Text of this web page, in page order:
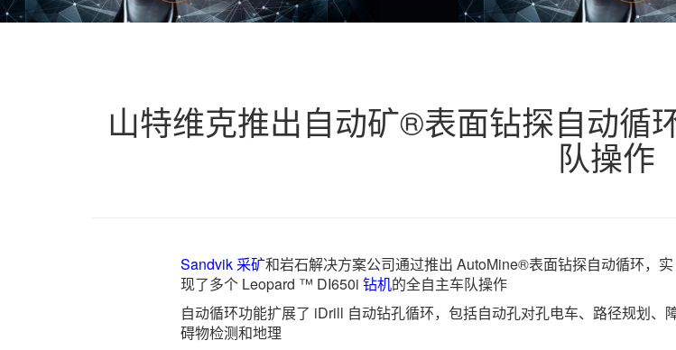
山特维克推出自动矿®表面钻探自动循
队操作
Sandvik 采矿和岩石解决方案公司通过推出 AutoMine®表面钻探自动循环，实
现了多个 Leopard ™ DI650i 钻机的全自主车队操作
自动循环功能扩展了 iDrill 自动钻孔循环，包括自动孔对孔电车、路径规划、
碍物检测和地理